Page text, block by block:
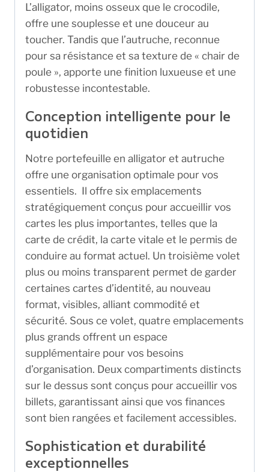
L’alligator, moins osseux que le crocodile,
offre une souplesse et une douceur au
toucher. Tandis que l’autruche, reconnue
pour sa résistance et sa texture de « chair de
poule », apporte une finition luxueuse et une
robustesse incontestable.
Conception intelligente pour le
quotidien
Notre portefeuille en alligator et autruche
offre une organisation optimale pour vos
essentiels. Il offre six emplacements
stratégiquement conçus pour accueillir vos
cartes les plus importantes, telles que la
carte de crédit, la carte vitale et le permis de
conduire au format actuel. Un troisième volet
plus ou moins transparent permet de garder
certaines cartes d’identité, au nouveau
format, visibles, alliant commodité et
sécurité. Sous ce volet, quatre emplacements
plus grands offrent un espace
supplémentaire pour vos besoins
d’organisation. Deux compartiments distincts
sur le dessus sont conçus pour accueillir vos
billets, garantissant ainsi que vos finances
sont bien rangées et facilement accessibles.
Sophistication et durabilité
exceptionnelles